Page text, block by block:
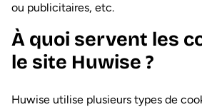
ou publicitaires, etc.
À quoi servent les
le site Huwise ?
Huwise utilise plusieurs types de